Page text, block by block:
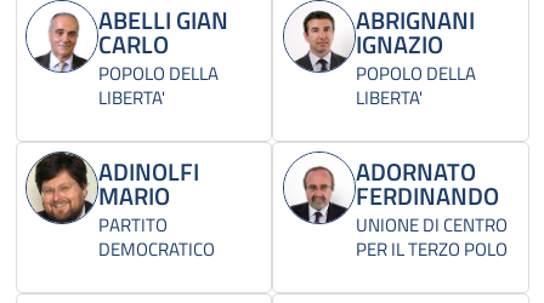
ABELLI GIAN
CARLO
POPOLO DELLA
LIBERTA'
ABRIGNANI
IGNAZIO
POPOLO DELLA
LIBERTA'
ADINOLFI
MARIO
PARTITO
DEMOCRATICO
ADORNATO
FERDINANDO
UNIONE DI CENTRO
PER IL TERZO POLO